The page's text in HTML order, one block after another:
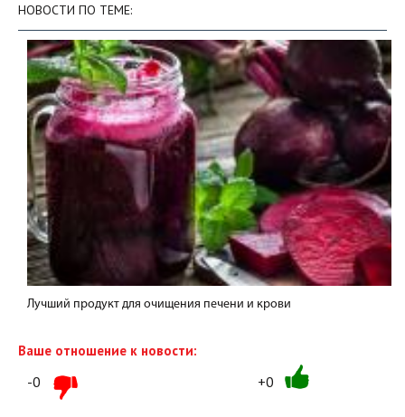
НОВОСТИ ПО ТЕМЕ:
Лучший продукт для очищения печени и крови
Ваше отношение к новости:
-0 +0